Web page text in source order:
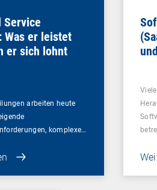
Service
Was er leistet
er sich lohnt
arbeiten heute
komplexe…